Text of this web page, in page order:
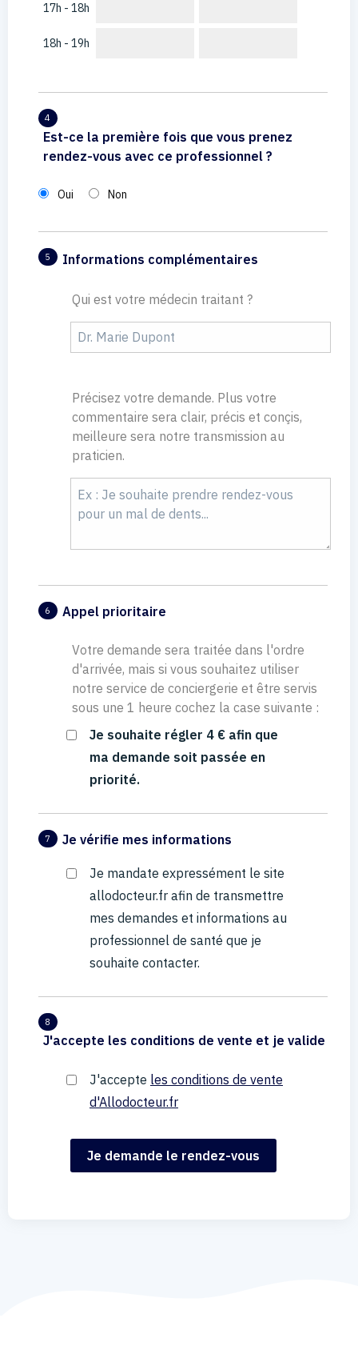
17h - 18h
18h - 19h
4
Est-ce la première fois que vous prenez
rendez-vous avec ce professionnel ?
Oui Non
5 Informations complémentaires
Qui est votre médecin traitant ?
Précisez votre demande. Plus votre
commentaire sera clair, précis et conçis,
meilleure sera notre transmission au
praticien.
6 Appel prioritaire
Votre demande sera traitée dans l'ordre
d'arrivée, mais si vous souhaitez utiliser
notre service de conciergerie et être servis
sous une 1 heure cochez la case suivante :
Je souhaite régler 4 € afin que
ma demande soit passée en
priorité.
7 Je vérifie mes informations
Je mandate expressément le site
allodocteur.fr afin de transmettre
mes demandes et informations au
professionnel de santé que je
souhaite contacter.
8
J'accepte les conditions de vente et je valide
J'accepte les conditions de vente
d'Allodocteur.fr